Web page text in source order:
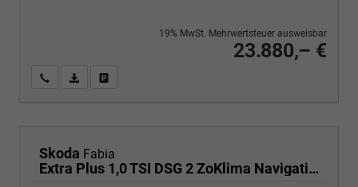
23.880,– €
19% MwSt. Mehrwertsteuer ausweisbar
Wir rufen Sie anPDF-Fahrzeugexposé drucken
Skoda Fabia
Extra Plus 1,0 TSI DSG 2 ZoKlima Navigation x Einparkhilfe Kessy beheiztes Lenkrad Sitzheizung Sunset 5J Garantie